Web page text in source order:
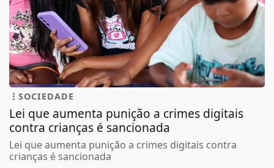
SOCIEDADE
Lei que aumenta punição a crimes digitais
contra crianças é sancionada
Lei que aumenta punição a crimes digitais contra
crianças é sancionada